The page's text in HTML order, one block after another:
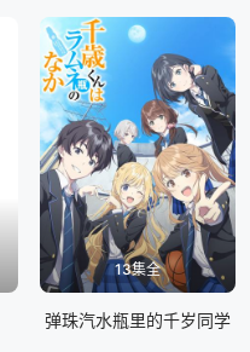
13集全
弹珠汽水瓶里的千岁同学